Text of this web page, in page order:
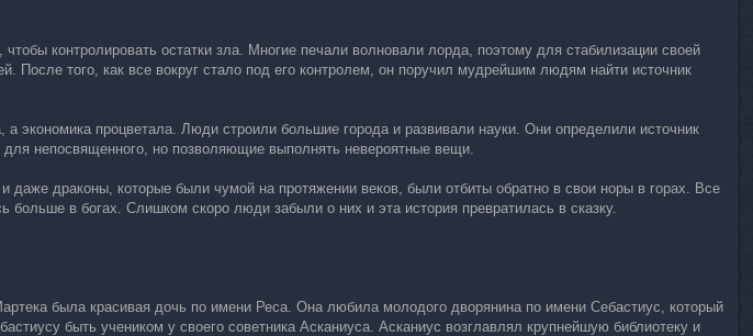
контролировать остатки зла. Многие печали волновали лорда, поэтому для стабилизации своей
После того, как все вокруг стало под его контролем, он поручил мудрейшим людям найти источник
экономика процветала. Люди строили большие города и развивали науки. Они определили источник
непосвященного, но позволяющие выполнять невероятные вещи.
драконы, которые были чумой на протяжении веков, были отбиты обратно в свои норы в горах. Все
в богах. Слишком скоро люди забыли о них и эта история превратилась в сказку.
была красивая дочь по имени Реса. Она любила молодого дворянина по имени Себастиус, который
быть учеником у своего советника Асканиуса. Асканиус возглавлял крупнейшую библиотеку и